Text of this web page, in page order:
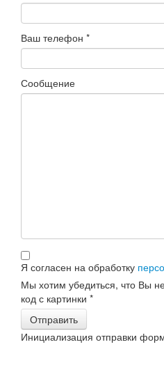
Ваш телефон *
Сообщение
Я согласен на обработку
Мы хотим убедиться, что Вы
код с картинки *
Отправить
Инициализация отправки